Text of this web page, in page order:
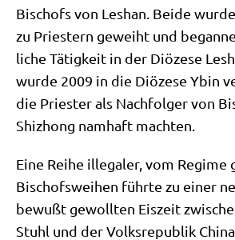
Bischofs von Les­han. Bei­de
zu Prie­stern geweiht und
li­che Tätig­keit in der Diö­ze­se
wur­de 2009 in die Diö­ze­se Ybin
die Prie­ster als Nach­fol­ger von
Shizhong nam­haft machten.
Eine Rei­he ille­ga­ler, vom Regime
Bischofs­wei­hen führ­te zu einer
bewußt gewoll­ten Eis­zeit
Stuhl und der Volks­re­pu­blik